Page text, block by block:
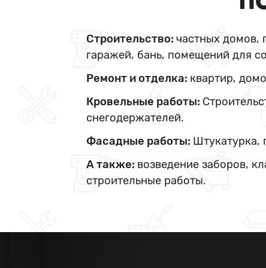
Строительство: частных домов,
гаражей, бань, помещений для
Ремонт и отделка: квартир,
Кровельные работы:
снегодержателей.
Фасадные работы: Штукатурка,
А также: возведение заборов,
строительные работы.